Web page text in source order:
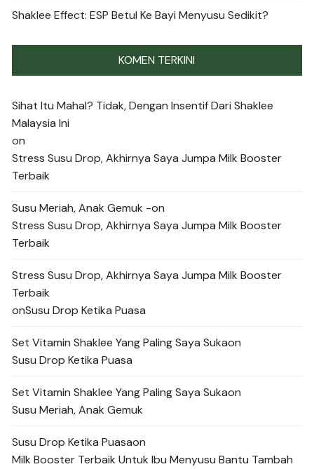
Shaklee Effect: ESP Betul Ke Bayi Menyusu Sedikit?
KOMEN TERKINI
Sihat Itu Mahal? Tidak, Dengan Insentif Dari Shaklee
Malaysia Ini
on
Stress Susu Drop, Akhirnya Saya Jumpa Milk Booster
Terbaik
Susu Meriah, Anak Gemuk -on
Stress Susu Drop, Akhirnya Saya Jumpa Milk Booster
Terbaik
Stress Susu Drop, Akhirnya Saya Jumpa Milk Booster
Terbaik
onSusu Drop Ketika Puasa
Set Vitamin Shaklee Yang Paling Saya Sukaon
Susu Drop Ketika Puasa
Set Vitamin Shaklee Yang Paling Saya Sukaon
Susu Meriah, Anak Gemuk
Susu Drop Ketika Puasaon
Milk Booster Terbaik Untuk Ibu Menyusu Bantu Tambah